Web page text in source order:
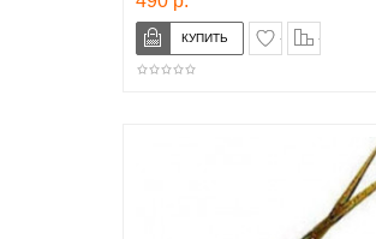
в закладки